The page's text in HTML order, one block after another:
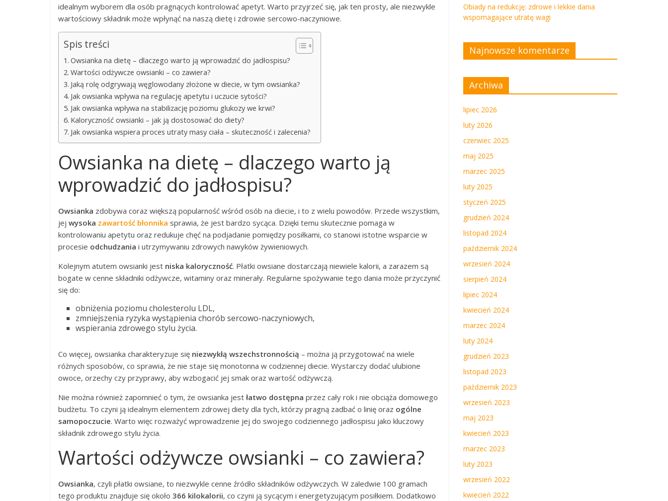
idealnym wyborem dla osób pragnących kontrolować apetyt. Warto przyjrzeć się, jak ten prosty, ale niezwykle
wartościowy składnik może wpłynąć na naszą dietę i zdrowie sercowo-naczyniowe.
Spis treści
Owsianka na dietę – dlaczego warto ją wprowadzić do jadłospisu?
Wartości odżywcze owsianki – co zawiera?
Jaką rolę odgrywają węglowodany złożone w diecie, w tym owsianka?
Jak owsianka wpływa na regulację apetytu i uczucie sytości?
Jak owsianka wpływa na stabilizację poziomu glukozy we krwi?
Kaloryczność owsianki – jak ją dostosować do diety?
Jak owsianka wspiera proces utraty masy ciała – skuteczność i zalecenia?
Owsianka na dietę – dlaczego warto ją
wprowadzić do jadłospisu?
Owsianka zdobywa coraz większą popularność wśród osób na diecie, i to z wielu powodów. Przede wszystkim,
jej wysoka zawartość błonnika sprawia, że jest bardzo sycąca. Dzięki temu skutecznie pomaga w
kontrolowaniu apetytu oraz redukuje chęć na podjadanie pomiędzy posiłkami, co stanowi istotne wsparcie w
procesie odchudzania i utrzymywaniu zdrowych nawyków żywieniowych.
Kolejnym atutem owsianki jest niska kaloryczność. Płatki owsiane dostarczają niewiele kalorii, a zarazem są
bogate w cenne składniki odżywcze, witaminy oraz minerały. Regularne spożywanie tego dania może przyczynić
się do:
obniżenia poziomu cholesterolu LDL,
zmniejszenia ryzyka wystąpienia chorób sercowo-naczyniowych,
wspierania zdrowego stylu życia.
Co więcej, owsianka charakteryzuje się niezwykłą wszechstronnością – można ją przygotować na wiele
różnych sposobów, co sprawia, że nie staje się monotonna w codziennej diecie. Wystarczy dodać ulubione
owoce, orzechy czy przyprawy, aby wzbogacić jej smak oraz wartość odżywczą.
Nie można również zapomnieć o tym, że owsianka jest łatwo dostępna przez cały rok i nie obciąża domowego
budżetu. To czyni ją idealnym elementem zdrowej diety dla tych, którzy pragną zadbać o linię oraz ogólne
samopoczucie. Warto więc rozważyć wprowadzenie jej do swojego codziennego jadłospisu jako kluczowy
składnik zdrowego stylu życia.
Wartości odżywcze owsianki – co zawiera?
Owsianka, czyli płatki owsiane, to niezwykle cenne źródło składników odżywczych. W zaledwie 100 gramach
tego produktu znajduje się około 366 kilokalorii, co czyni ją sycącym i energetyzującym posiłkiem. Dodatkowo
Obiady na redukcję: zdrowe i lekkie dania
wspomagające utratę wagi
Najnowsze komentarze
Archiwa
lipiec 2026
luty 2026
czerwiec 2025
maj 2025
marzec 2025
luty 2025
styczeń 2025
grudzień 2024
listopad 2024
październik 2024
wrzesień 2024
sierpień 2024
lipiec 2024
kwiecień 2024
marzec 2024
luty 2024
grudzień 2023
listopad 2023
październik 2023
wrzesień 2023
maj 2023
kwiecień 2023
marzec 2023
luty 2023
wrzesień 2022
kwiecień 2022